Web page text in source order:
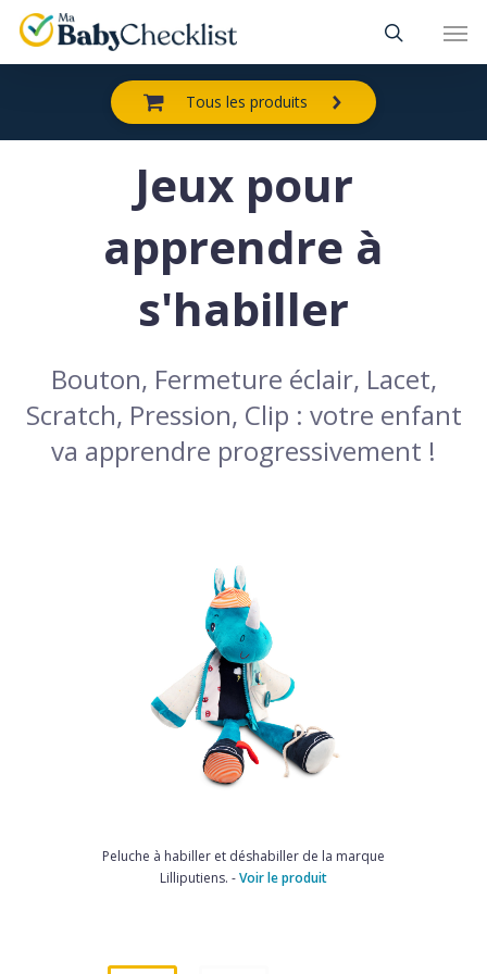
Skip
main
Tous les produits
Jeux pour
apprendre à
s'habiller
Bouton, Fermeture éclair, Lacet,
Scratch, Pression, Clip : votre enfant
va apprendre progressivement !
Peluche à habiller et déshabiller de la marque
Lilliputiens. -Voir le produit